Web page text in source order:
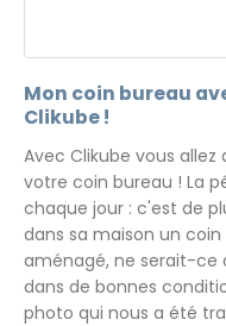
Mon coin bureau
Clikube !
Avec Clikube vous
votre coin bureau ! La
chaque jour : c'est de
dans sa maison un
aménagé, ne serait-ce
dans de bonnes
photo qui nous a été